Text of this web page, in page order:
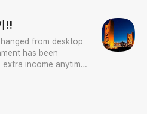
!!
from desktop
has been
income anytime,
eyes to the world!